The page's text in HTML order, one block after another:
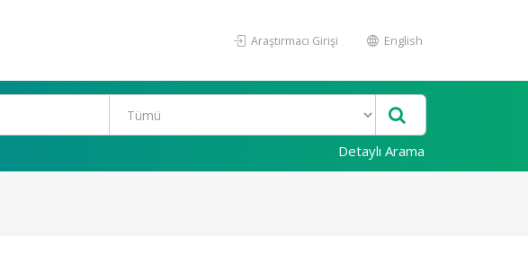
Araştırmacı Girişi English
Detaylı Arama